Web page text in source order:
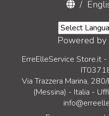
/
Powered by
ErreElleService Store.it
Via Trazzera Marina,
(Messina) - Italia -